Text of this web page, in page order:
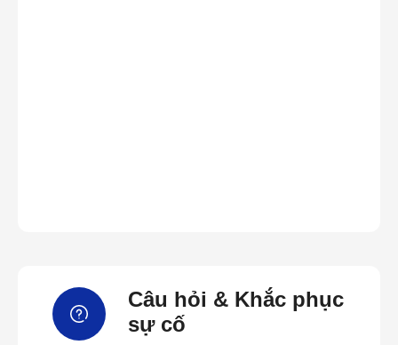
Câu hỏi & Khắc phục
sự cố